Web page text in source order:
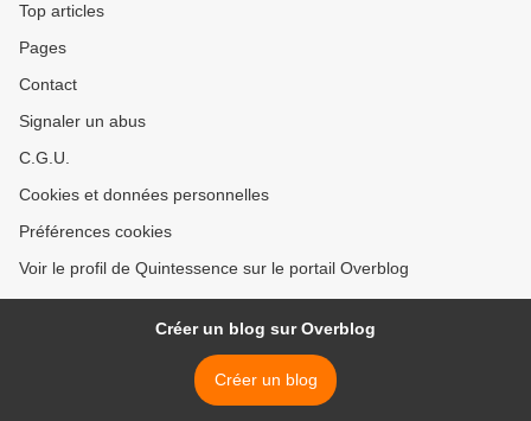
Top articles
Pages
Contact
Signaler un abus
C.G.U.
Cookies et données personnelles
Préférences cookies
Voir le profil de Quintessence sur le portail Overblog
Créer un blog sur Overblog
Créer un blog